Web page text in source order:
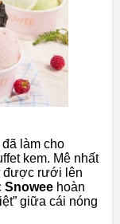
làm cho
kem. Mê nhất
được rưới lên
Snowee hoàn
giữa cái nóng